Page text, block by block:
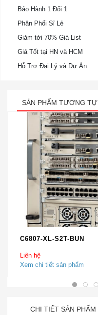
Bảo Hành 1 Đổi 1
Phân Phối Sỉ Lẻ
Giảm tới 70% Giá List
Giá Tốt tại HN và HCM
Hỗ Trợ Đại Lý và Dự Án
SẢN PHẨM TƯƠNG TỰ
C6807-XL-S2T-BUN
Liên hệ
Xem chi tiết sản phẩm
CHI TIẾT SẢN PHẨM